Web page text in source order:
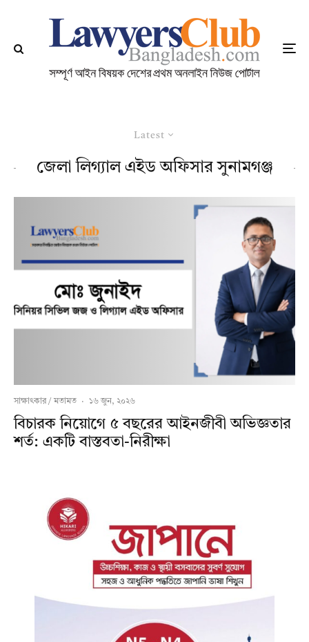
Latest
জেলা লিগ্যাল এইড অফিসার সুনামগঞ্জ
সাক্ষাৎকার / মতামত · ১৬ জুন, ২০২৬
বিচারক নিয়োগে ৫ বছরের আইনজীবী অভিজ্ঞতার
শর্ত: একটি বাস্তবতা-নিরীক্ষা